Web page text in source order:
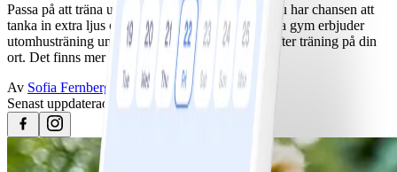
Passa på att träna utomhus i sommar! Det är nu du har chansen att
tanka in extra ljus och energi inför vintern. Många gym erbjuder
utomhusträning under sommarmånaderna. Sök efter träning på din
ort. Det finns mer än du kanske tror!
Av Sofia Fernberg
Senast uppdaterad
25 april 2023